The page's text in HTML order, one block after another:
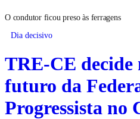
O condutor ficou preso às ferragens
Dia decisivo
TRE-CE decide
futuro da
Progressista no